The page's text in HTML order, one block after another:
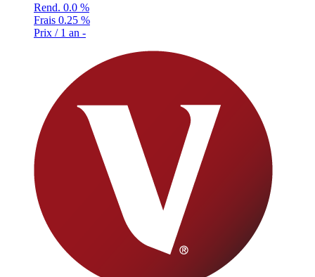
Rend. 0.0 %
Frais 0.25 %
Prix / 1 an -